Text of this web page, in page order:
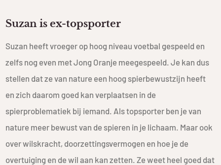
Suzan is ex-topsporter
Suzan heeft vroeger op hoog niveau voetbal gespeeld en
zelfs nog even met Jong Oranje meegespeeld. Je kan dus
stellen dat ze van nature een hoog spierbewustzijn heeft
en zich daarom goed kan verplaatsen in de
spierproblematiek bij iemand. Als topsporter ben je van
nature meer bewust van de spieren in je lichaam. Maar ook
over wilskracht, doorzettingsvermogen en hoe je de
overtuiging en de wil aan kan zetten. Ze weet heel goed dat